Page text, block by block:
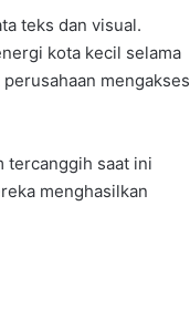
teks dan visual.
kota kecil selama
mengakses
tercanggih saat ini
menghasilkan